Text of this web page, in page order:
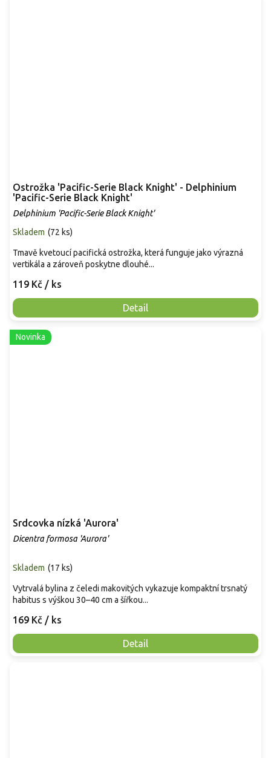
Ostrožka 'Pacific-Serie Black Knight' - Delphinium
'Pacific-Serie Black Knight'
Delphinium 'Pacific-Serie Black Knight'
Skladem (72 ks)
119 Kč / ks
Detail
Tmavě kvetoucí pacifická ostrožka, která funguje jako výrazná
vertikála a zároveň poskytne dlouhé...
Novinka
Srdcovka nízká 'Aurora'
Dicentra formosa 'Aurora'
Skladem (17 ks)
169 Kč / ks
Detail
Vytrvalá bylina z čeledi makovitých vykazuje kompaktní trsnatý
habitus s výškou 30–40 cm a šířkou...